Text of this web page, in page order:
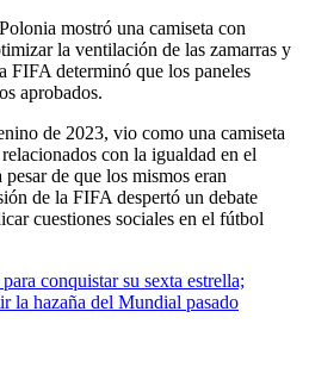
mostró una camiseta con
la ventilación de las zamarras y
FIFA determinó que los paneles
aprobados.
de 2023, vio como una camiseta
con la igualdad en el
de que los mismos eran
de la FIFA despertó un debate
cuestiones sociales en el fútbol
conquistar su sexta estrella;
la hazaña del Mundial pasado